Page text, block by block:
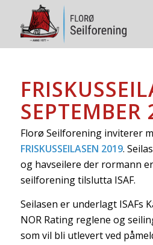
SEPTEMBER
Florø Seilforening inviterer
FRISKUSSEILASEN 2019.
og havseilere der rormann
seilforening tilslutta ISAF.
Seilasen er underlagt ISAFs
NOR Rating reglene og
som vil bli utlevert ved